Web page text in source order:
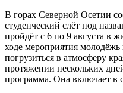
В горах Северной Осетии
студенческий слёт под
пройдёт с 6 по 9 августа в
ходе мероприятия
погрузиться в атмосферу
протяжении нескольких
программа. Она включает в